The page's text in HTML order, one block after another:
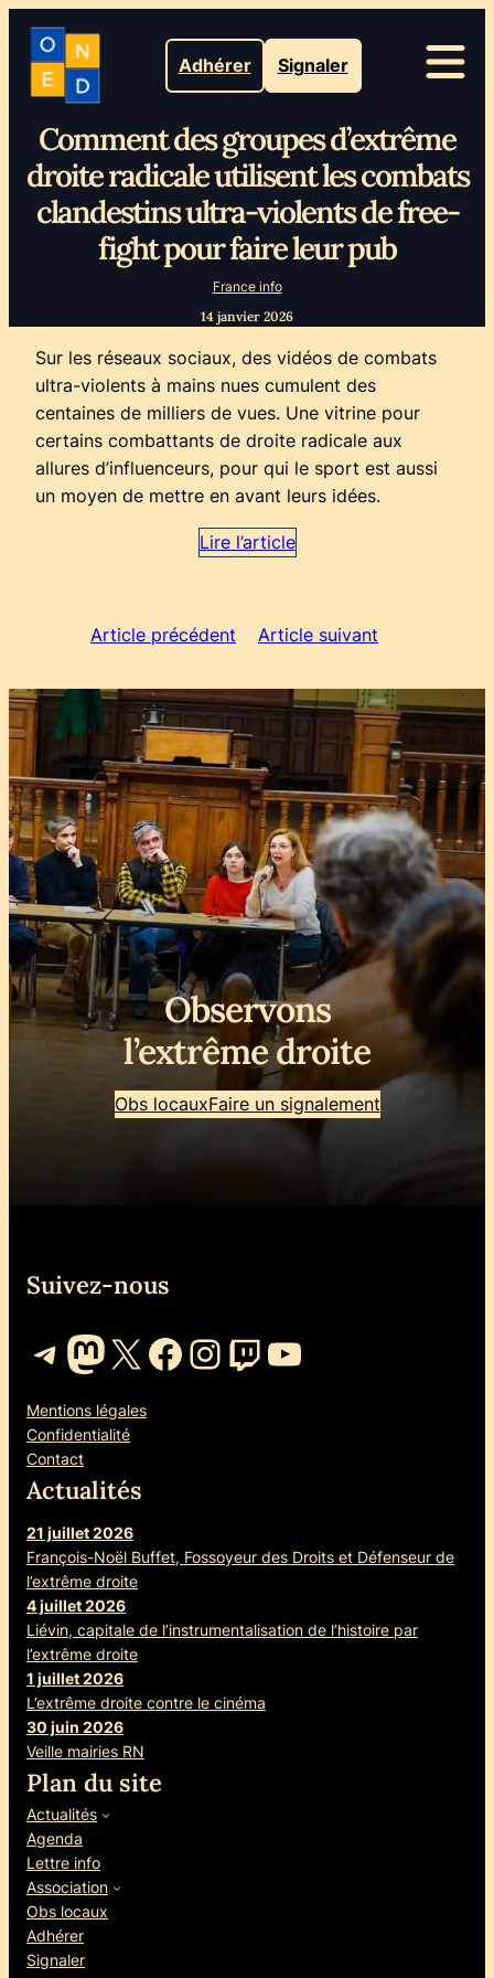
Adhérer Signaler
Comment des groupes d’extrême
droite radicale utilisent les combats
clandestins ultra-violents de free-
fight pour faire leur pub
France info
14 janvier 2026
Sur les réseaux sociaux, des vidéos de combats
ultra-violents à mains nues cumulent des
centaines de milliers de vues. Une vitrine pour
certains combattants de droite radicale aux
allures d’influenceurs, pour qui le sport est aussi
un moyen de mettre en avant leurs idées.
Lire l’article
Article précédent Article suivant
Observons
l’extrême droite
Obs locauxFaire un signalement
Suivez-nous
Telegram
Mastodon
X Facebook
Instagram
Twitch
YouTube
Mentions légales
Confidentialité
Contact
Actualités
21 juillet 2026
François-Noël Buffet, Fossoyeur des Droits et Défenseur de
l’extrême droite
4 juillet 2026
Liévin, capitale de l’instrumentalisation de l’histoire par
l’extrême droite
1 juillet 2026
L’extrême droite contre le cinéma
30 juin 2026
Veille mairies RN
Plan du site
Actualités
Agenda
Lettre info
Association
Obs locaux
Adhérer
Signaler